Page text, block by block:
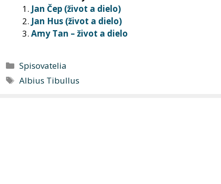
Jan Čep (život a dielo)
Jan Hus (život a dielo)
Amy Tan – život a dielo
Kategórie
Spisovatelia
Značky
Albius Tibullus